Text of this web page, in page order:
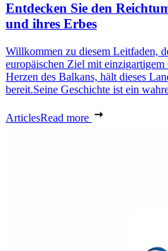
Entdecken Sie den
und ihres Erbes
Willkommen zu diesem Leitfaden,
europäischen Ziel mit
Herzen des Balkans, hält dieses
bereit.Seine Geschichte ist ein
ArticlesRead more